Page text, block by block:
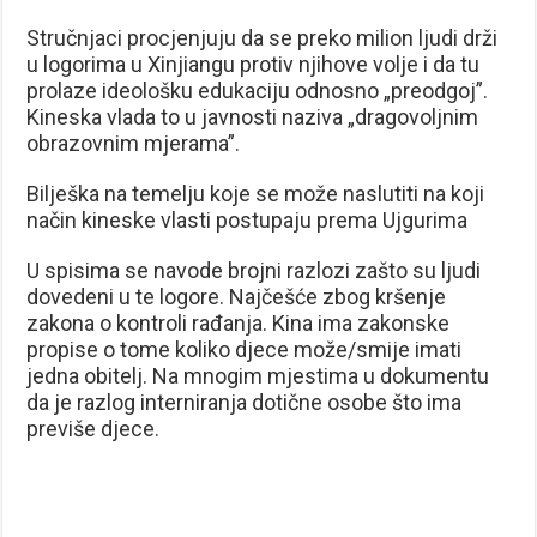
Stručnjaci procjenjuju da se preko milion ljudi drži
u logorima u Xinjiangu protiv njihove volje i da tu
prolaze ideološku edukaciju odnosno „preodgoj”.
Kineska vlada to u javnosti naziva „dragovoljnim
obrazovnim mjerama”.
Bilješka na temelju koje se može naslutiti na koji
način kineske vlasti postupaju prema Ujgurima
U spisima se navode brojni razlozi zašto su ljudi
dovedeni u te logore. Najčešće zbog kršenje
zakona o kontroli rađanja. Kina ima zakonske
propise o tome koliko djece može/smije imati
jedna obitelj. Na mnogim mjestima u dokumentu
da je razlog interniranja dotične osobe što ima
previše djece.